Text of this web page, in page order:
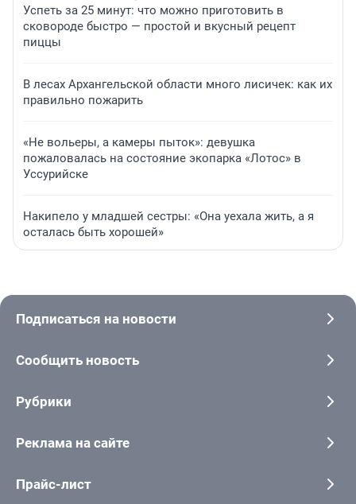
Успеть за 25 минут: что можно приготовить в
сковороде быстро — простой и вкусный рецепт
пиццы
В лесах Архангельской области много лисичек: как их
правильно пожарить
«Не вольеры, а камеры пыток»: девушка
пожаловалась на состояние экопарка «Лотос» в
Уссурийске
Накипело у младшей сестры: «Она уехала жить, а я
осталась быть хорошей»
Подписаться на новости
Сообщить новость
Рубрики
Реклама на сайте
Прайс-лист